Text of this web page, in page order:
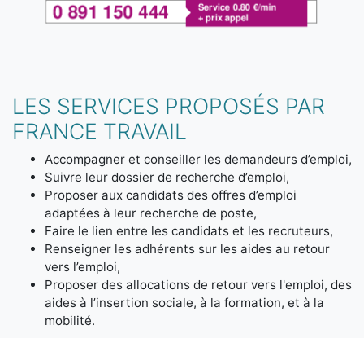
LES SERVICES PROPOSÉS PAR
FRANCE TRAVAIL
Accompagner et conseiller les demandeurs d’emploi,
Suivre leur dossier de recherche d’emploi,
Proposer aux candidats des offres d’emploi
adaptées à leur recherche de poste,
Faire le lien entre les candidats et les recruteurs,
Renseigner les adhérents sur les aides au retour
vers l’emploi,
Proposer des allocations de retour vers l'emploi, des
aides à l’insertion sociale, à la formation, et à la
mobilité.